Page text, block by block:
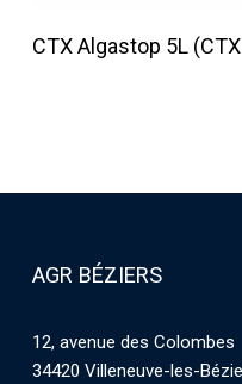
Lire La
CTX Algastop 5L
AGR BÉZIERS
12, avenue des Colombes
34420 Villeneuve-les-